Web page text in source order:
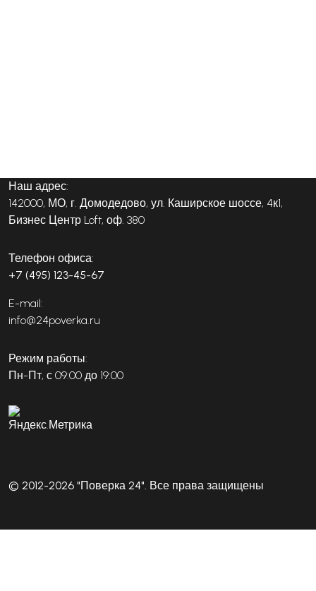
Наш адрес:
142000, МО, г. Домодедово, ул. Каширское шоссе, 4к1,
Бизнес Центр Loft, оф. 380
Телефон офиса:
+7 (495) 123-45-67
E-mail:
info@24poverka.ru
Режим работы:
Пн-Пт, с 09:00 до 19:00
© 2012-2026 "Поверка 24". Все права защищены